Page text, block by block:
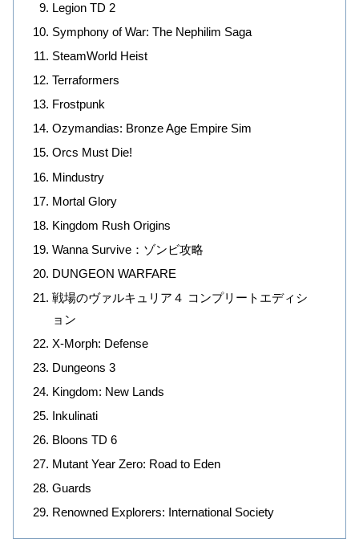
Legion TD 2
Symphony of War: The Nephilim Saga
SteamWorld Heist
Terraformers
Frostpunk
Ozymandias: Bronze Age Empire Sim
Orcs Must Die!
Mindustry
Mortal Glory
Kingdom Rush Origins
Wanna Survive：ゾンビ攻略
DUNGEON WARFARE
戦場のヴァルキュリア４ コンプリートエディシ
ョン
X-Morph: Defense
Dungeons 3
Kingdom: New Lands
Inkulinati
Bloons TD 6
Mutant Year Zero: Road to Eden
Guards
Renowned Explorers: International Society